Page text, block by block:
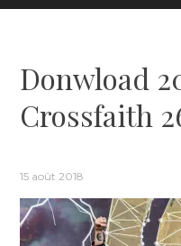
Donwload
Crossfaith
15 août 2018